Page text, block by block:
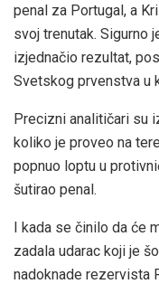
penal za Portugal, a
svoj trenutak. Sigurno
izjednačio rezultat,
Svetskog prvenstva u
Precizni analitičari su
koliko je proveo na
popnuo loptu u
šutirao penal.
I kada se činilo da će
zadala udarac koji je
nadoknade rezervista